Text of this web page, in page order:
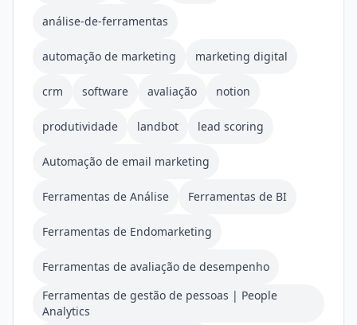
análise-de-ferramentas
automação de marketing marketing digital
crm software avaliação notion
produtividade landbot lead scoring
Automação de email marketing
Ferramentas de Análise Ferramentas de BI
Ferramentas de Endomarketing
Ferramentas de avaliação de desempenho
Ferramentas de gestão de pessoas | People
Analytics